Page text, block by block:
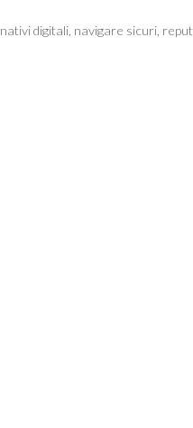
nativi digitali navigare sicuri